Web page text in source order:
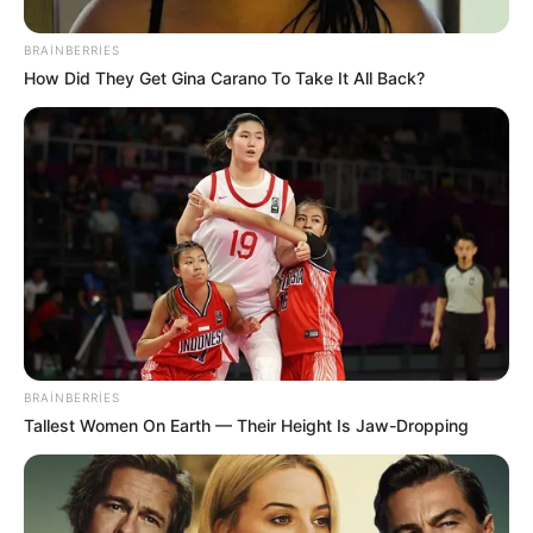
BRAINBERRIES
How Did They Get Gina Carano To Take It All Back?
BRAINBERRIES
Tallest Women On Earth — Their Height Is Jaw-Dropping